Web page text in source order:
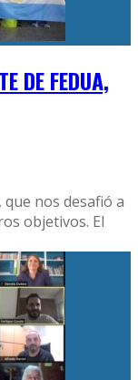
DE FEDUA,
nos desafió a
objetivos. El